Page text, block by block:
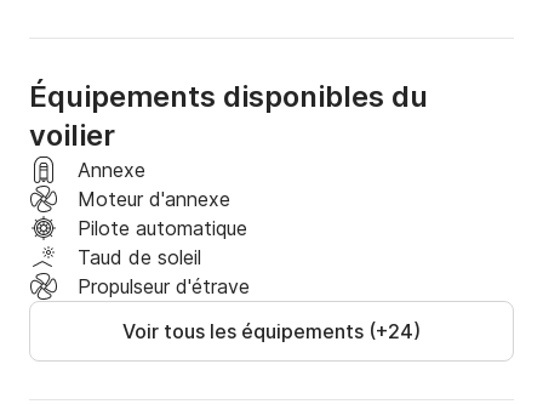
Équipements disponibles du
voilier
Annexe
Moteur d'annexe
Pilote automatique
Taud de soleil
Propulseur d'étrave
Voir tous les équipements (+24)